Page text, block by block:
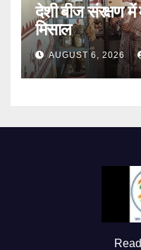
देशी बीज संरक्षण
मिसाल
AUGUST 6, 2026